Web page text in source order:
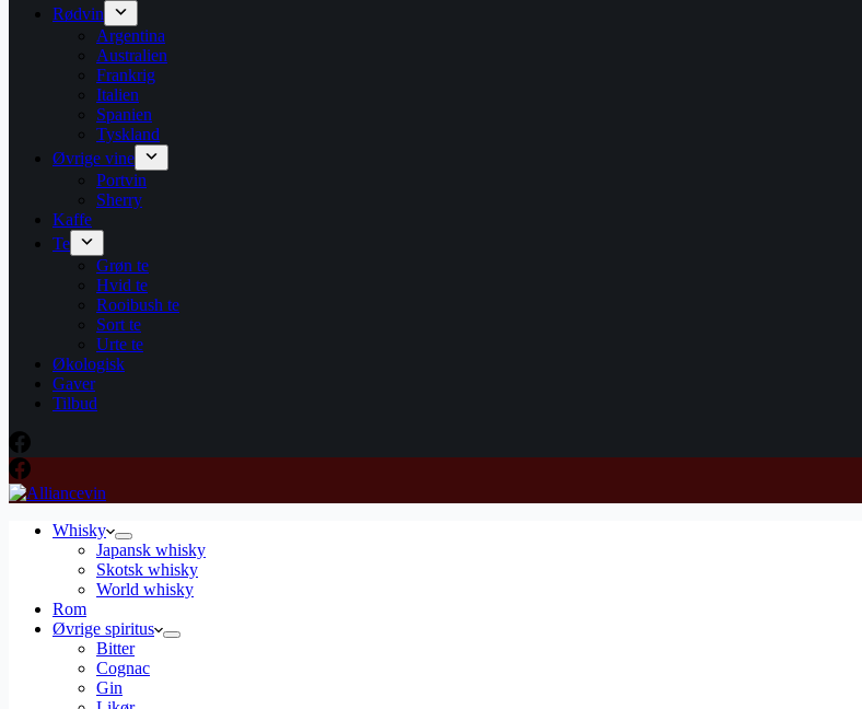
Rødvin
Argentina
Australien
Frankrig
Italien
Spanien
Tyskland
Øvrige vine
Portvin
Sherry
Kaffe
Te
Grøn te
Hvid te
Rooibush te
Sort te
Urte te
Økologisk
Gaver
Tilbud
Whisky
Japansk whisky
Skotsk whisky
World whisky
Rom
Øvrige spiritus
Bitter
Cognac
Gin